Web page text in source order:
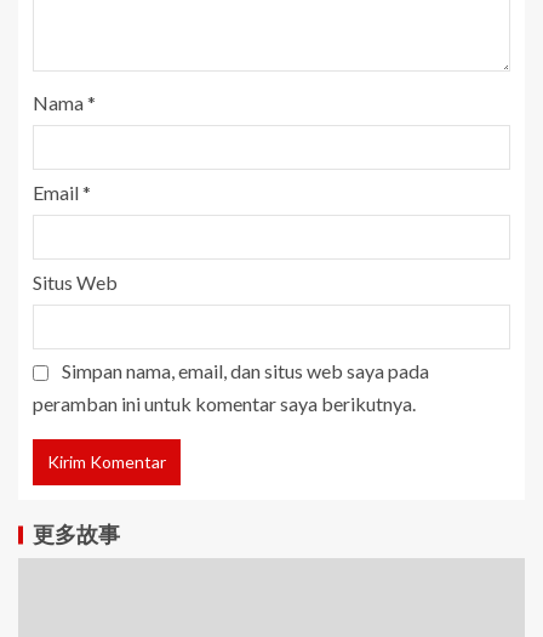
Nama*
Email*
Situs Web
Simpan nama, email, dan situs web saya pada
peramban ini untuk komentar saya berikutnya.
更多故事